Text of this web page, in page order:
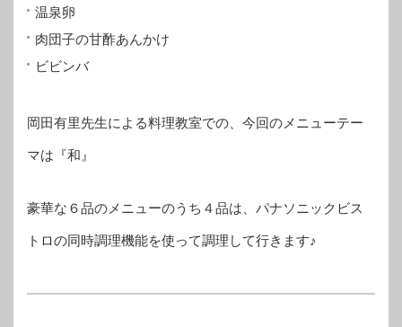
温泉卵
肉団子の甘酢あんかけ
ビビンバ
岡田有里先生による料理教室での、今回のメニューテー
マは『和』
豪華な６品のメニューのうち４品は、パナソニックビス
トロの同時調理機能を使って調理して行きます♪